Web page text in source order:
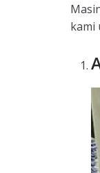
kami